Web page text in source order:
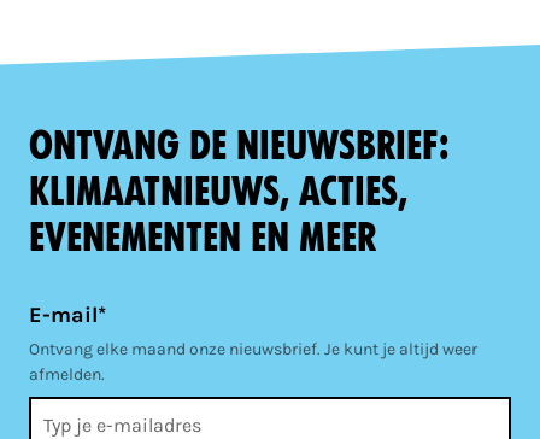
Ontvang de nieuwsbrief:
klimaatnieuws, acties,
evenementen en meer
E-mail*
Ontvang elke maand onze nieuwsbrief. Je kunt je altijd weer
afmelden.